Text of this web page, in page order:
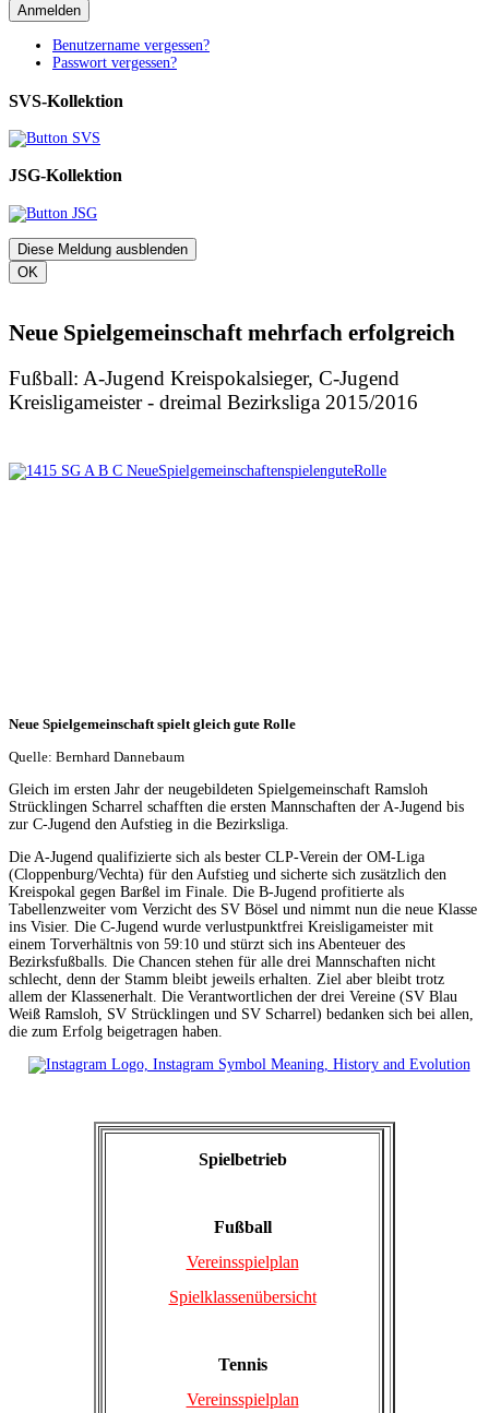
Anmelden
Benutzername vergessen?
Passwort vergessen?
SVS-Kollektion
JSG-Kollektion
Diese Meldung ausblenden
OK
Neue Spielgemeinschaft mehrfach erfolgreich
Fußball: A-Jugend Kreispokalsieger, C-Jugend
Kreisligameister - dreimal Bezirksliga 2015/2016
Neue Spielgemeinschaft spielt gleich gute Rolle
Quelle: Bernhard Dannebaum
Gleich im ersten Jahr der neugebildeten Spielgemeinschaft Ramsloh
Strücklingen Scharrel schafften die ersten Mannschaften der A-Jugend bis
zur C-Jugend den Aufstieg in die Bezirksliga.
Die A-Jugend qualifizierte sich als bester CLP-Verein der OM-Liga
(Cloppenburg/Vechta) für den Aufstieg und sicherte sich zusätzlich den
Kreispokal gegen Barßel im Finale. Die B-Jugend profitierte als
Tabellenzweiter vom Verzicht des SV Bösel und nimmt nun die neue Klasse
ins Visier. Die C-Jugend wurde verlustpunktfrei Kreisligameister mit
einem Torverhältnis von 59:10 und stürzt sich ins Abenteuer des
Bezirksfußballs. Die Chancen stehen für alle drei Mannschaften nicht
schlecht, denn der Stamm bleibt jeweils erhalten. Ziel aber bleibt trotz
allem der Klassenerhalt. Die Verantwortlichen der drei Vereine (SV Blau
Weiß Ramsloh, SV Strücklingen und SV Scharrel) bedanken sich bei allen,
die zum Erfolg beigetragen haben.
Spielbetrieb
Fußball
Vereinsspielplan
Spielklassenübersicht
Tennis
Vereinsspielplan